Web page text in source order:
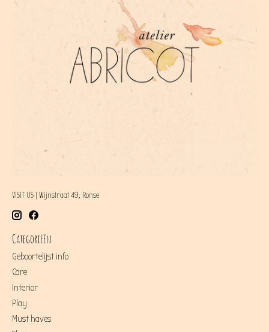
VISIT US | Wijnstraat 49, Ronse
Categorieën
Geboortelijst info
Care
Interior
Play
Must haves